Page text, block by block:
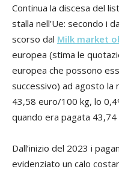
Continua la discesa del
stalla nell’Ue: secondo i
scorso dal Milk market
europea (stima le
europea che possono
successivo) ad agosto la
43,58 euro/100 kg, lo
quando era pagata
Dall’inizio del 2023 i
evidenziato un calo